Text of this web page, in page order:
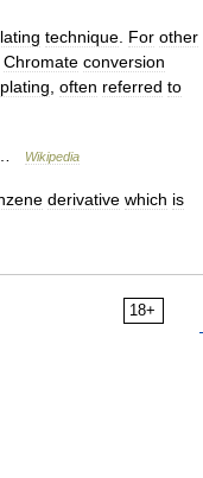
technique For other
Chromate conversion
plating often referred to
Wikipedia
derivative which is
18+